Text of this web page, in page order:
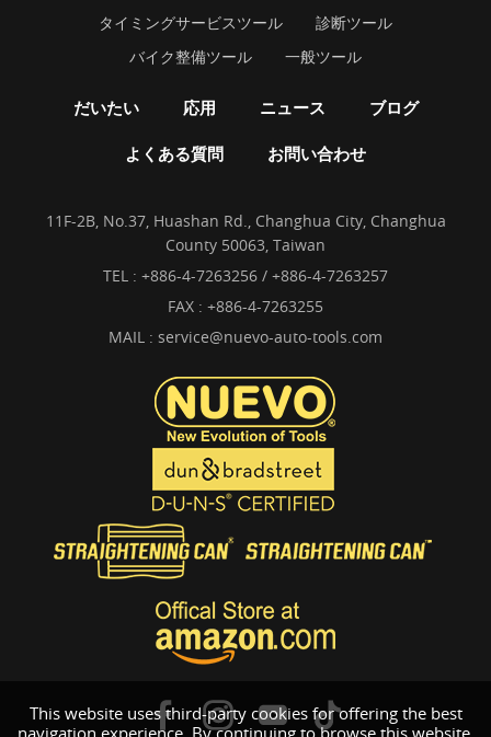
This website uses third-party cookies for offering the best
navigation experience. By continuing to browse this website,
タイミングサービスツール
診断ツール
バイク整備ツール
一般ツール
だいたい 応用 ニュース ブログ
よくある質問 お問い合わせ
11F-2B, No.37, Huashan Rd., Changhua City, Changhua
County 50063, Taiwan
TEL : +886-4-7263256 / +886-4-7263257
FAX : +886-4-7263255
MAIL : service@nuevo-auto-tools.com